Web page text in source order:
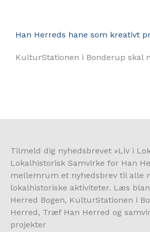
Han Herreds hane som kreativt
KulturStationen i Bonderup skal
Tilmeld dig nyhedsbrevet »Liv i
Lokalhistorisk Samvirke for Han
mellemrum et nyhedsbrev til alle
lokalhistoriske aktiviteter. Læs
Herred Bogen, KulturStationen i
Herred, Træf Han Herred og
projekter